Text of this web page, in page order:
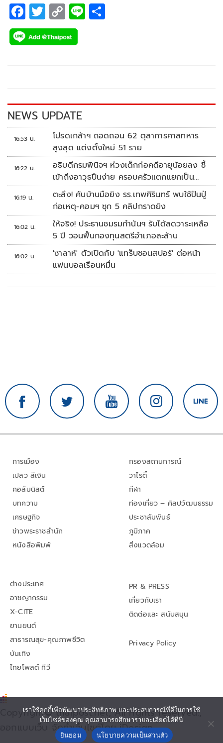
F
ac
e
k
T
wi
tt
C
o
p
k
Li
NEWS UPDATE
16:53 น.
โปรดเกล้าฯ ถอดถอน 62 ตุลาการศาลทหาร
สูงสุด แต่งตั้งใหม่ 51 ราย
16:22 น.
อธิบดีกรมพินิจฯ ห่วงเด็กก่อคดีอายุน้อยลง ชี้
เข้าถึงอาวุธปืนง่าย ครอบครัวแตกแยกเป็น
ชนวนสำคัญ
16:19 น.
ตะลึง! ค้นบ้านมือยิง รร.เทพศิรินทร์ พบใช้ปืนปู่
ก่อเหตุ-คอมฯ ซุก 5 คลิปกราดยิง
16:02 น.
ให้จริง! ประธานชมรมกำนันฯ รับได้ลดวาระเหลือ
5 ปี วอนฟื้นกองทุนสตรีอำเภอละล้าน
16:02 น.
'ซาลาห์' ตัวเปิดกับ 'แทร็บซอนสปอร์' ต่อหน้า
แฟนบอลเรือนหมื่น
การเมือง
เปลว สีเงิน
คอลัมนิสต์
บทความ
เศรษฐกิจ
ข่าวพระราชสำนัก
หนังสือพิมพ์
กรองสถานการณ์
วาไรตี้
กีฬา
ท่องเที่ยว – ศิลปวัฒนธรรม
ประชาสัมพันธ์
ภูมิภาค
สิ่งแวดล้อม
ต่างประเทศ
อาชญากรรม
X-CITE
ยานยนต์
สาธารณสุข-คุณภาพชีวิต
บันเทิง
ไทยโพสต์ ทีวี
PR & PRESS
เกี่ยวกับเรา
ติดต่อและ สนับสนุน
Privacy Policy
Copyright© thaipost.net, All rights reserved.,
ออกแบบเว็บ จัดทำเว็บไซต์โดย iDesign
เราใช้คุกกี้เพื่อพัฒนาประสิทธิภาพ และประสบการณ์ที่ดีในการใช้
เว็บไซต์ของคุณ คุณสามารถศึกษารายละเอียดได้ที่นี่
ยินยอม
นโยบายความเป็นส่วนตัว